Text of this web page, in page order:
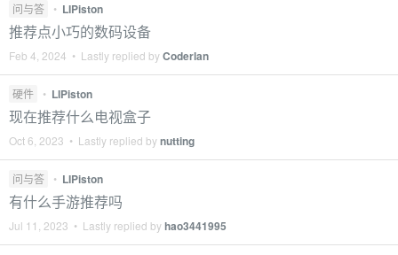
问与答 • LIPiston
推荐点小巧的数码设备
Feb 4, 2024 • Lastly replied byCoderlan
硬件 • LIPiston
现在推荐什么电视盒子
Oct 6, 2023 • Lastly replied bynutting
问与答 • LIPiston
有什么手游推荐吗
Jul 11, 2023 • Lastly replied byhao3441995